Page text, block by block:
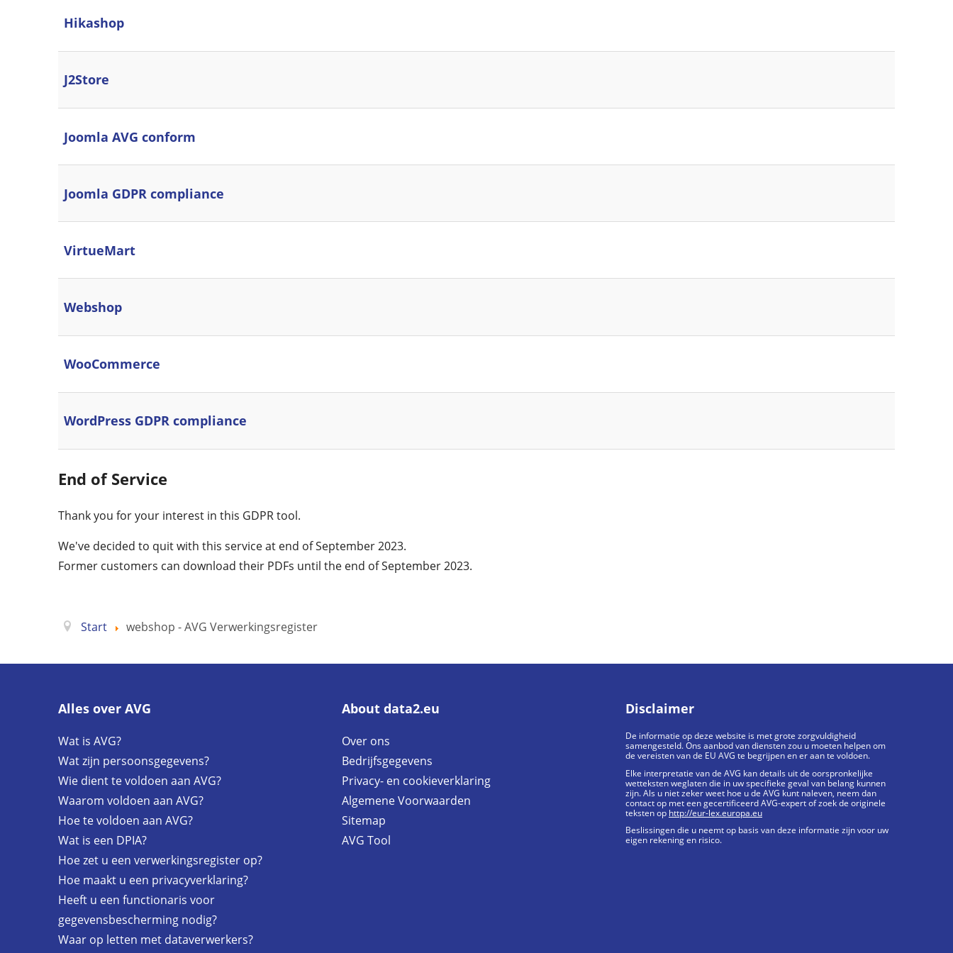
Hikashop
J2Store
Joomla AVG conform
Joomla GDPR compliance
VirtueMart
Webshop
WooCommerce
WordPress GDPR compliance
End of Service
Thank you for your interest in this GDPR tool.
We've decided to quit with this service at end of September 2023.
Former customers can download their PDFs until the end of September 2023.
Start webshop - AVG Verwerkingsregister
Alles over AVG
Wat is AVG?
Wat zijn persoonsgegevens?
Wie dient te voldoen aan AVG?
Waarom voldoen aan AVG?
Hoe te voldoen aan AVG?
Wat is een DPIA?
Hoe zet u een verwerkingsregister op?
Hoe maakt u een privacyverklaring?
Heeft u een functionaris voor
gegevensbescherming nodig?
Waar op letten met dataverwerkers?
About data2.eu
Over ons
Bedrijfsgegevens
Privacy- en cookieverklaring
Algemene Voorwaarden
Sitemap
AVG Tool
Disclaimer
De informatie op deze website is met grote zorgvuldigheid
samengesteld. Ons aanbod van diensten zou u moeten helpen om
de vereisten van de EU AVG te begrijpen en er aan te voldoen.
Elke interpretatie van de AVG kan details uit de oorspronkelijke
wetteksten weglaten die in uw specifieke geval van belang kunnen
zijn. Als u niet zeker weet hoe u de AVG kunt naleven, neem dan
contact op met een gecertificeerd AVG-expert of zoek de originele
teksten op http://eur-lex.europa.eu
Beslissingen die u neemt op basis van deze informatie zijn voor uw
eigen rekening en risico.